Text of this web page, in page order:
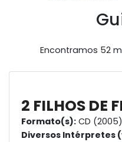
Encontramos 52
2 FILHOS DE
Formato(s): CD (2005)
Diversos Intérpretes